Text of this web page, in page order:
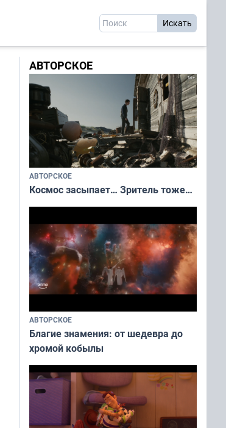
АВТОРСКОЕ
АВТОРСКОЕ
Космос засыпает… Зритель тоже…
АВТОРСКОЕ
Благие знамения: от шедевра до
хромой кобылы